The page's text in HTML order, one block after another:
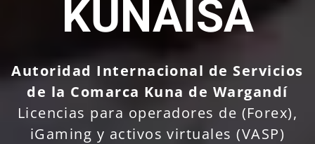
KUNAISA
Autoridad Internacional de Servicios
de la Comarca Kuna de Wargandí
Licencias para operadores de (Forex),
iGaming y activos virtuales (VASP)